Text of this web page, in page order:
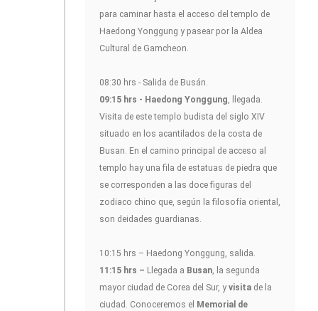
para caminar hasta el acceso del templo de
Haedong Yonggung y pasear por la Aldea
Cultural de Gamcheon.
08:30 hrs - Salida de Busán.
09:15 hrs - Haedong Yonggung, llegada.
Visita de este templo budista del siglo XIV
situado en los acantilados de la costa de
Busan. En el camino principal de acceso al
templo hay una fila de estatuas de piedra que
se corresponden a las doce figuras del
zodiaco chino que, según la filosofía oriental,
son deidades guardianas.
10:15 hrs – Haedong Yonggung, salida.
11:15 hrs – Llegada a Busan, la segunda
mayor ciudad de Corea del Sur, y visita de la
ciudad. Conoceremos el Memorial de